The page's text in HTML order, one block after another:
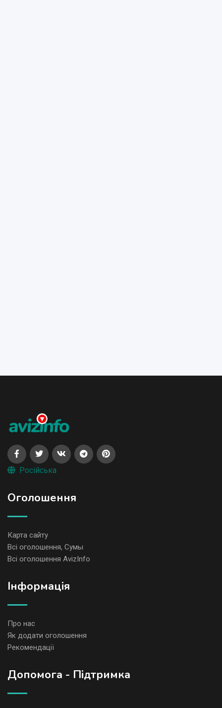
Російська
Оголошення
Карта сайту
Всі оголошення, Сумы
Всі оголошення AvizInfo
Iнформація
Про нас
Як додати оголошення
Рекомендації
Допомога - Підтримка